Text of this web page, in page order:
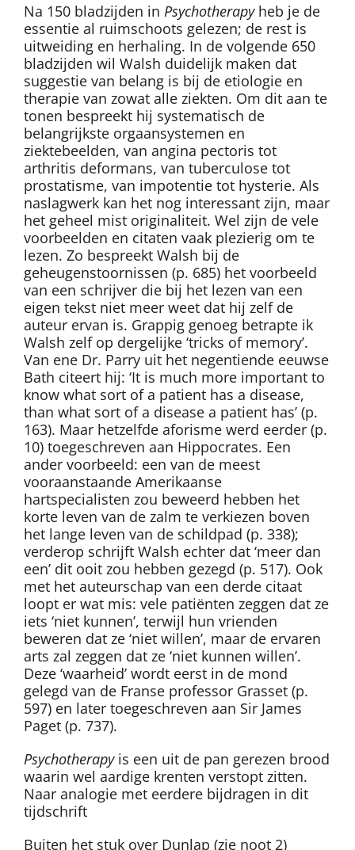
Na 150 bladzijden in Psychotherapyheb je de
essentie al ruimschoots gelezen; de rest is
uitweiding en herhaling. In de volgende 650
bladzijden wil Walsh duidelijk maken dat
suggestie van belang is bij de etiologie en
therapie van zowat alle ziekten. Om dit aan te
tonen bespreekt hij systematisch de
belangrijkste orgaansystemen en
ziektebeelden, van angina pectoris tot
arthritis deformans, van tuberculose tot
prostatisme, van impotentie tot hysterie. Als
naslagwerk kan het nog interessant zijn, maar
het geheel mist originaliteit. Wel zijn de vele
voorbeelden en citaten vaak plezierig om te
lezen. Zo bespreekt Walsh bij de
geheugenstoornissen (p. 685) het voorbeeld
van een schrijver die bij het lezen van een
eigen tekst niet meer weet dat hij zelf de
auteur ervan is. Grappig genoeg betrapte ik
Walsh zelf op dergelijke ‘tricks of memory’.
Van ene Dr. Parry uit het negentiende eeuwse
Bath citeert hij: ‘It is much more important to
know what sort of a patient has a disease,
than what sort of a disease a patient has’ (p.
163). Maar hetzelfde aforisme werd eerder (p.
10) toegeschreven aan Hippocrates. Een
ander voorbeeld: een van de meest
vooraanstaande Amerikaanse
hartspecialisten zou beweerd hebben het
korte leven van de zalm te verkiezen boven
het lange leven van de schildpad (p. 338);
verderop schrijft Walsh echter dat ‘meer dan
een’ dit ooit zou hebben gezegd (p. 517). Ook
met het auteurschap van een derde citaat
loopt er wat mis: vele patiënten zeggen dat ze
iets ‘niet kunnen’, terwijl hun vrienden
beweren dat ze ‘niet willen’, maar de ervaren
arts zal zeggen dat ze ‘niet kunnen willen’.
Deze ‘waarheid’ wordt eerst in de mond
gelegd van de Franse professor Grasset (p.
597) en later toegeschreven aan Sir James
Paget (p. 737).
Psychotherapyis een uit de pan gerezen brood
waarin wel aardige krenten verstopt zitten.
Naar analogie met eerdere bijdragen in dit
tijdschrift
Buiten het stuk over Dunlap (zie noot 2)